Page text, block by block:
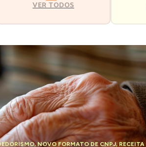
VER TODOS
,NOVO FORMATO DE CNPJ,RECEITA